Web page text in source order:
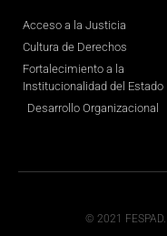
Acceso a la Justicia
Cultura de Derechos
Fortalecimiento a la
Institucionalidad del Estado
Desarrollo Organizacional
© 2021